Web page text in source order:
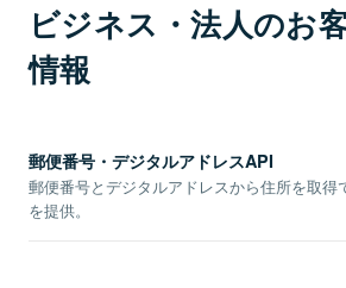
ビジネス・法人のお
情報
郵便番号・デジタルアドレスAPI
郵便番号とデジタルアドレスから住所を取得
を提供。